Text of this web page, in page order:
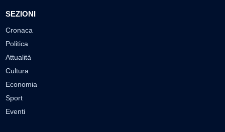
SEZIONI
Cronaca
Politica
Attualità
Cultura
Economia
Sport
Eventi